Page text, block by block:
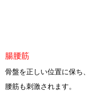
腸腰筋
骨盤を正しい位置に保
腰筋も刺激されます。